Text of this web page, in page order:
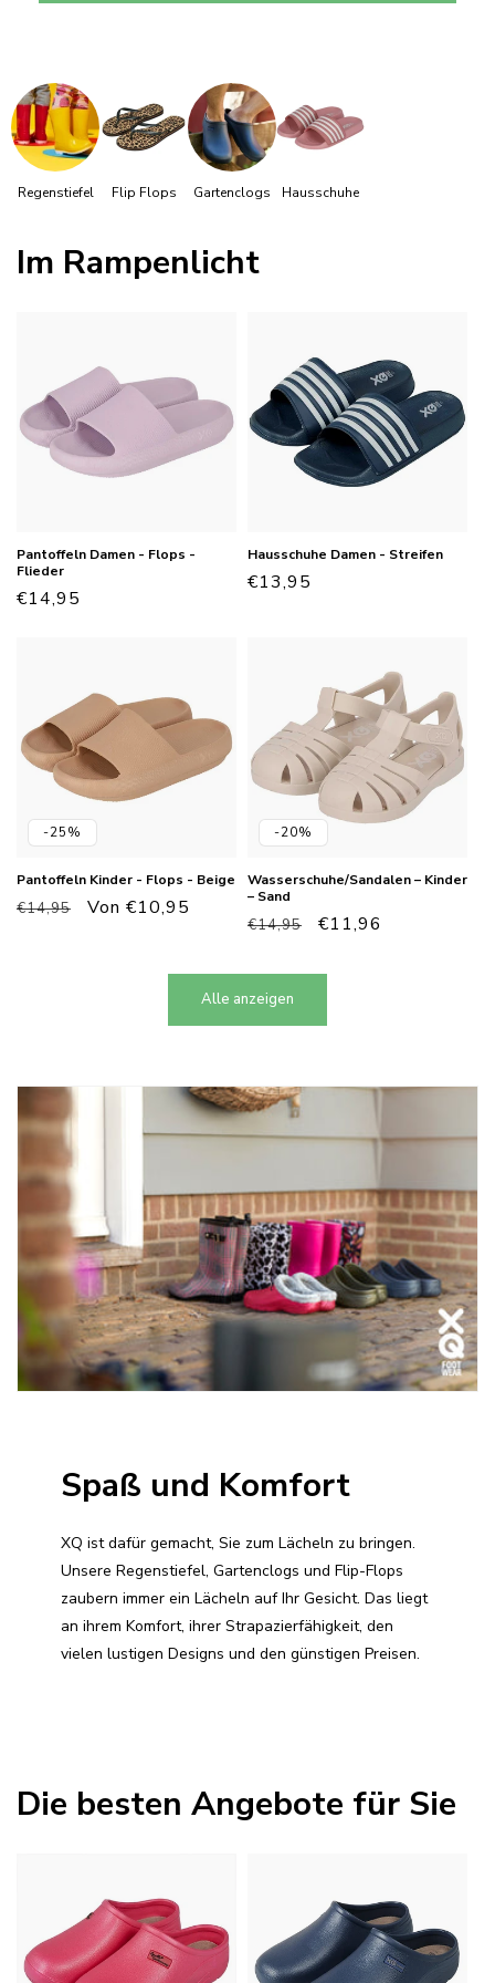
Regenstiefel Flip Flops Gartenclogs Hausschuhe
Im Rampenlicht
Pantoffeln Damen - Flops -
Flieder
Normaler
€14,95
Hausschuhe Damen - Streifen
Normaler
€13,95
-25%
Pantoffeln Kinder - Flops - Beige
Normaler
€14,95 Verkaufspreis
Von €10,95
-20%
Wasserschuhe/Sandalen – Kinder
– Sand
Normaler
€14,95 Verkaufspreis
€11,96
Alle anzeigen
Spaß und Komfort
XQ ist dafür gemacht, Sie zum Lächeln zu bringen.
Unsere Regenstiefel, Gartenclogs und Flip-Flops
zaubern immer ein Lächeln auf Ihr Gesicht. Das liegt
an ihrem Komfort, ihrer Strapazierfähigkeit, den
vielen lustigen Designs und den günstigen Preisen.
Die besten Angebote für Sie